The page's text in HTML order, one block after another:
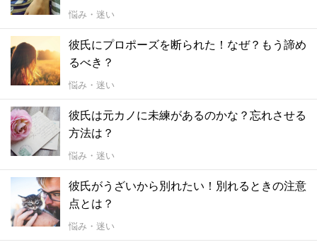
悩み・迷い
彼氏にプロポーズを断られた！なぜ？もう諦め
るべき？
悩み・迷い
彼氏は元カノに未練があるのかな？忘れさせる
方法は？
悩み・迷い
彼氏がうざいから別れたい！別れるときの注意
点とは？
悩み・迷い